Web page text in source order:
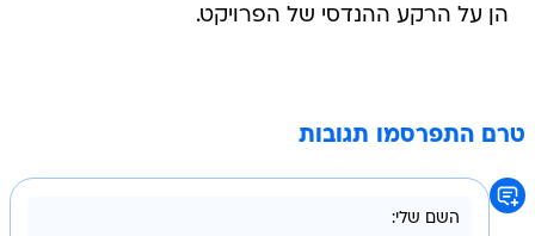
הן על הרקע ההנדסי של הפרויקט.
טרם התפרסמו תגובות